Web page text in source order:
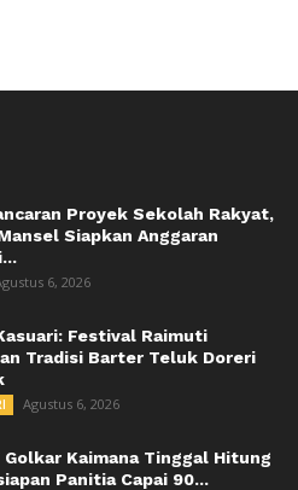
Proyek Sekolah Rakyat,
Siapkan Anggaran
6, 2026
Festival Raimuti
Tradisi Barter Teluk Doreri
Agustus 6, 2026
Golkar Kaimana Tinggal Hitung
Panitia Capai 90...